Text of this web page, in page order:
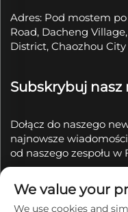
Adres: Pod mostem
Road, Dacheng
District, Chaozhou City
Subskrybuj
Dołącz do naszego
najnowsze
od naszego zespołu w
We value your
We use cookies and